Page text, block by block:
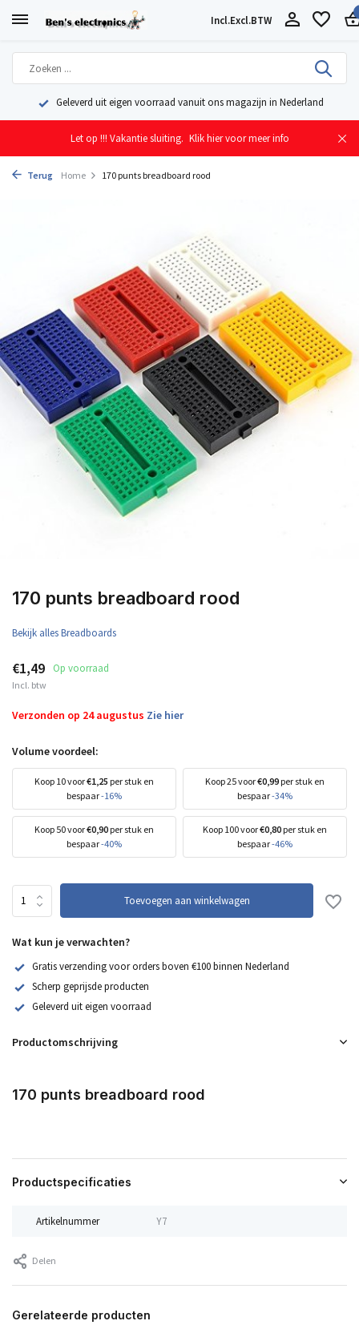
Incl.Excl.BTW
Geleverd uit eigen voorraad vanuit ons magazijn in Nederland
Let op !!! Vakantie sluiting. Klik hier voor meer info
Terug Home 170 punts breadboard rood
170 punts breadboard rood
Bekijk alles Breadboards
€1,49 Op voorraad
Incl. btw
Verzonden op 24 augustus Zie hier
Volume voordeel:
Koop 10 voor€1,25 per stuk en
bespaar-16%
Koop 25 voor€0,99 per stuk en
bespaar-34%
Koop 50 voor€0,90 per stuk en
bespaar-40%
Koop 100 voor€0,80 per stuk en
bespaar-46%
Toevoegen aan winkelwagen
Wat kun je verwachten?
Gratis verzending voor orders boven €100 binnen Nederland
Scherp geprijsde producten
Geleverd uit eigen voorraad
Productomschrijving
170 punts breadboard rood
Productspecificaties
Artikelnummer Y7
Delen
Gerelateerde producten